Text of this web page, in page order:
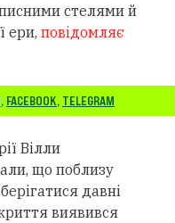
стелями й
ери, повідомляє
, FACEBOOK, TELEGRAM
Вілли
що поблизу
давні
виявився